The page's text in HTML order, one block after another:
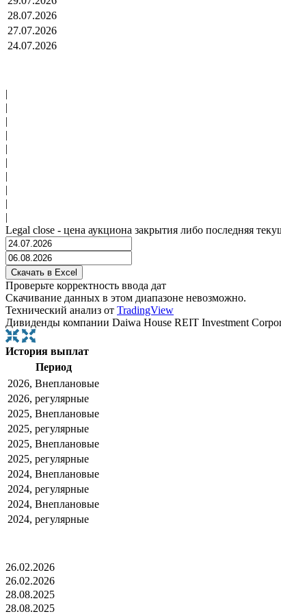
28.07.2026
27.07.2026
24.07.2026
|
|
|
|
|
|
|
|
|
|
Legal close - цена аукциона закрытия либо последняя
Проверьте корректность ввода дат
Скачивание данных в этом диапазоне невозможно.
Технический анализ от TradingView
Дивиденды компании Daiwa House REIT Investment
История выплат
Период
2026, Внеплановые
2026, регулярные
2025, Внеплановые
2025, регулярные
2025, Внеплановые
2025, регулярные
2024, Внеплановые
2024, регулярные
2024, Внеплановые
2024, регулярные
26.02.2026
26.02.2026
28.08.2025
28.08.2025